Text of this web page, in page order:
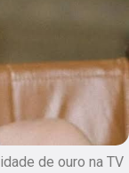
de ouro na TV